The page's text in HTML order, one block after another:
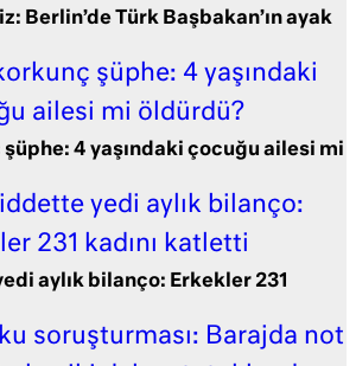
Berlin’de Türk Başbakan’ın ayak
şüphe: 4 yaşındaki çocuğu ailesi mi
aylık bilanço: Erkekler 231